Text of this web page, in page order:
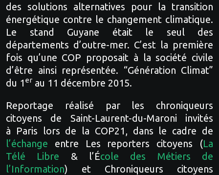
des solutions alternatives pour la transition
énergétique contre le changement climatique.
Le stand Guyane était le seul des
départements d’outre-­mer. C’est la première
fois qu’une COP proposait à la société civile
d’être ainsi représentée. “Génération Climat”
du 1 er au 11 décembre 2015.
Reportage réalisé par les chroniqueurs
citoyens de Saint-Laurent-du-Maroni invités
à Paris lors de la COP21, dans le cadre de
l’échange entre Les reporters citoyens (La
Télé Libre & l’École des Métiers de
l’Information) et Chroniqueurs citoyens